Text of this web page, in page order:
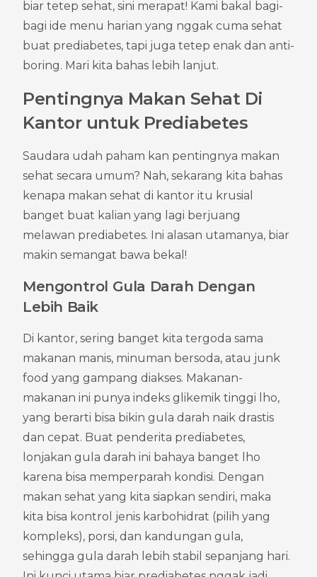
biar tetep sehat, sini merapat! Kami bakal bagi-
bagi ide menu harian yang nggak cuma sehat
buat prediabetes, tapi juga tetep enak dan anti-
boring. Mari kita bahas lebih lanjut.
Pentingnya Makan Sehat Di
Kantor untuk Prediabetes
Saudara udah paham kan pentingnya makan
sehat secara umum? Nah, sekarang kita bahas
kenapa makan sehat di kantor itu krusial
banget buat kalian yang lagi berjuang
melawan prediabetes. Ini alasan utamanya, biar
makin semangat bawa bekal!
Mengontrol Gula Darah Dengan
Lebih Baik
Di kantor, sering banget kita tergoda sama
makanan manis, minuman bersoda, atau junk
food yang gampang diakses. Makanan-
makanan ini punya indeks glikemik tinggi lho,
yang berarti bisa bikin gula darah naik drastis
dan cepat. Buat penderita prediabetes,
lonjakan gula darah ini bahaya banget lho
karena bisa memperparah kondisi. Dengan
makan sehat yang kita siapkan sendiri, maka
kita bisa kontrol jenis karbohidrat (pilih yang
kompleks), porsi, dan kandungan gula,
sehingga gula darah lebih stabil sepanjang hari.